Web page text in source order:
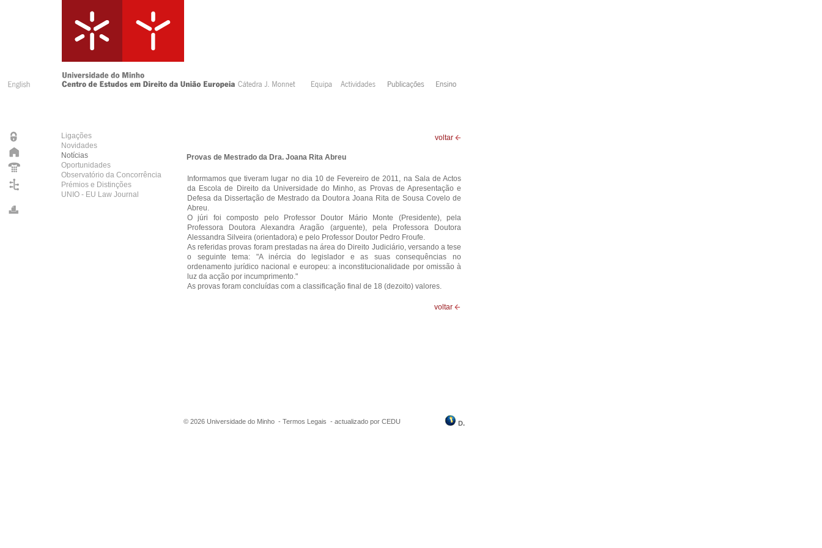
Ligações
Novidades
Notícias
Oportunidades
Observatório da Concorrência
Prémios e Distinções
UNIO - EU Law Journal
voltar
Provas de Mestrado da Dra. Joana Rita Abreu
Informamos que tiveram lugar no dia 10 de Fevereiro de 2011, na Sala de Actos
da Escola de Direito da Universidade do Minho, as Provas de Apresentação e
Defesa da Dissertação de Mestrado da Doutora Joana Rita de Sousa Covelo de
Abreu.
O júri foi composto pelo Professor Doutor Mário Monte (Presidente), pela
Professora Doutora Alexandra Aragão (arguente), pela Professora Doutora
Alessandra Silveira (orientadora) e pelo Professor Doutor Pedro Froufe.
As referidas provas foram prestadas na área do Direito Judiciário, versando a tese
o seguinte tema: "A inércia do legislador e as suas consequências no
ordenamento jurídico nacional e europeu: a inconstitucionalidade por omissão à
luz da acção por incumprimento."
As provas foram concluídas com a classificação final de 18 (dezoito) valores.
voltar
© 2026 Universidade do Minho - Termos Legais - actualizado por CEDU D.